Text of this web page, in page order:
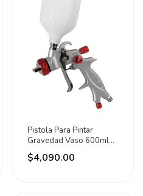
Pistola Para Pintar
Gravedad Vaso 600ml
1.3mm Urrea Blanco Con
Rojo
$4,090.00